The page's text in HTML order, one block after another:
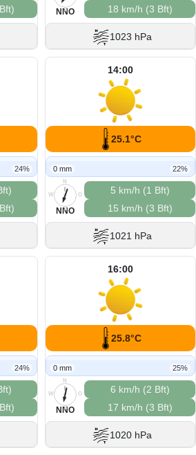
S
NNO
18 km/h (3 Bft)
1023 hPa
24%
14:00
25.1°C
0 mm 22%
N
O
S
W
NNO
5 km/h (1 Bft)
15 km/h (3 Bft)
1021 hPa
24%
16:00
25.8°C
0 mm 25%
N
O
S
W
NNO
6 km/h (2 Bft)
17 km/h (3 Bft)
1020 hPa